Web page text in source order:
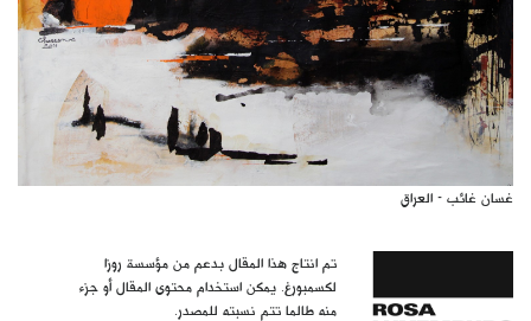
غسان غائب - العراق
تم انتاج هذا المقال بدعم من مؤسسة روزا
لكسمبورغ. يمكن استخدام محتوى المقال أو جزء
منه طالما تتم نسبته للمصدر.